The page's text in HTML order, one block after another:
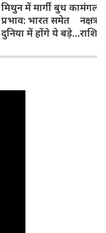
मिथुन में मार्गी बुध का
प्रभाव: भारत समेत
दुनिया में होंगे ये बड़े
मंगल
नक्षत्र
किसे